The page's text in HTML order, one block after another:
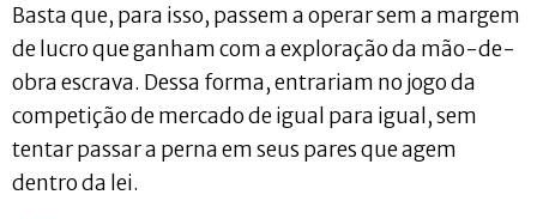
Basta que, para isso, passem a operar sem a margem
de lucro que ganham com a exploração da mão-de-
obra escrava. Dessa forma, entrariam no jogo da
competição de mercado de igual para igual, sem
tentar passar a perna em seus pares que agem
dentro da lei.